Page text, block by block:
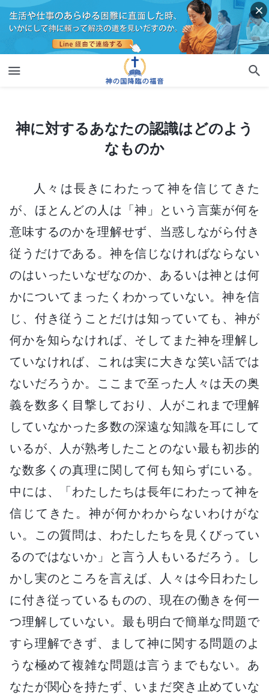
神に対するあなたの認識はどのようなものか
神に対するあなたの認識はどのよう
なものか
人々は長きにわたって神を信じてきた
が、ほとんどの人は「神」という言葉が何を
意味するのかを理解せず、当惑しながら付き
従うだけである。神を信じなければならない
のはいったいなぜなのか、あるいは神とは何
かについてまったくわかっていない。神を信
じ、付き従うことだけは知っていても、神が
何かを知らなければ、そしてまた神を理解し
ていなければ、これは実に大きな笑い話では
ないだろうか。ここまで至った人々は天の奥
義を数多く目撃しており、人がこれまで理解
していなかった多数の深遠な知識を耳にして
いるが、人が熟考したことのない最も初歩的
な数多くの真理に関して何も知らずにいる。
中には、「わたしたちは長年にわたって神を
信じてきた。神が何かわからないわけがな
い。この質問は、わたしたちを見くびってい
るのではないか」と言う人もいるだろう。し
かし実のところを言えば、人々は今日わたし
に付き従っているものの、現在の働きを何一
つ理解していない。最も明白で簡単な問題で
すら理解できず、まして神に関する問題のよ
うな極めて複雑な問題は言うまでもない。あ
なたが関心を持たず、いまだ突き止めていな